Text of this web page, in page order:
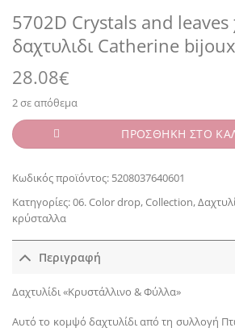
5702D Crystals and leaves
δαχτυλιδι Catherine
28.08€
2 σε απόθεμα
ΠΡΟΣΘΗΚΗ ΣΤΟ
Κωδικός προϊόντος: 5208037640601
Κατηγορίες:06. Color drop,Collection,
κρύσταλλα
Περιγραφή
Δαχτυλίδι «Κρυστάλλινο & Φύλλα»
Αυτό το κομψό δαχτυλίδι από τη συλλογή